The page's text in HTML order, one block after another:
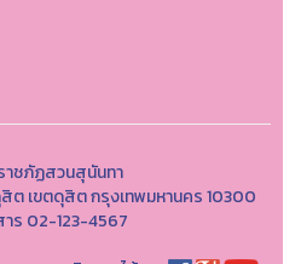
าชภัฏสวนสุนันทา
ต เขตดุสิต กรุงเทพมหานคร 10300
ร 02-123-4567